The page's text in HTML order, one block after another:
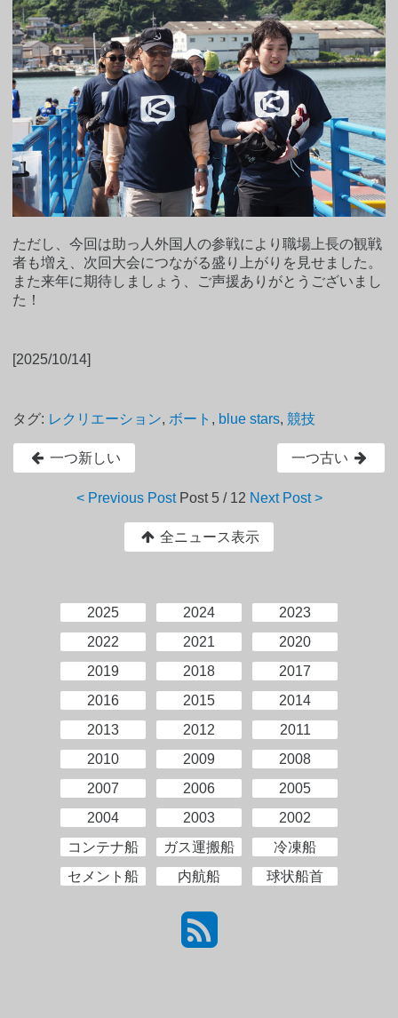
ただし、今回は助っ人外国人の参戦により職場上長の観戦
者も増え、次回大会につながる盛り上がりを見せました。
また来年に期待しましょう、ご声援ありがとうございまし
た！
[2025/10/14]
タグ: レクリエーション, ボート , blue stars,競技
一つ新しい 一つ古い
< Previous Post Post 5 / 12 Next Post >
全ニュース表示
2025 2024
2023
2022
2021
2020
2019
2018
2017
2016
2015
2014
2013
2012
2011
2010
2009
2008
2007
2006
2005
2004
2003
2002
コンテナ船
ガス運搬船
冷凍船
セメント船
内航船 球状船首